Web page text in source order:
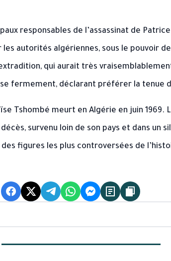
responsables de l’assassinat de
autorités algériennes, sous le pouvoir
qui aurait très
fermement, déclarant préférer la tenue
Tshombé meurt en Algérie en juin 1969.
survenu loin de son pays et dans un
figures les plus controversées de